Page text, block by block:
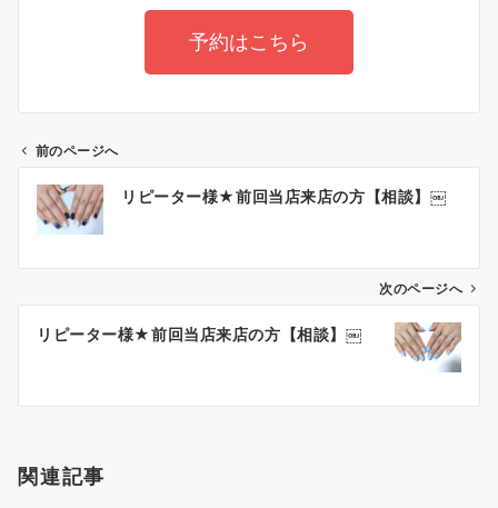
予約はこちら
前のページへ
リピーター様★前回当店来店の方【相談】￼
次のページへ
リピーター様★前回当店来店の方【相談】￼
関連記事